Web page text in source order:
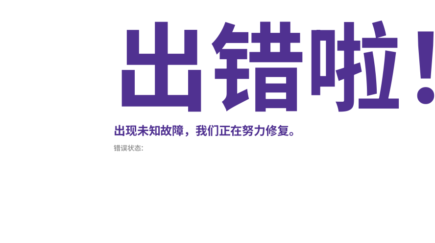
出错啦！
出现未知故障，我们正在努力修复。
错误状态：